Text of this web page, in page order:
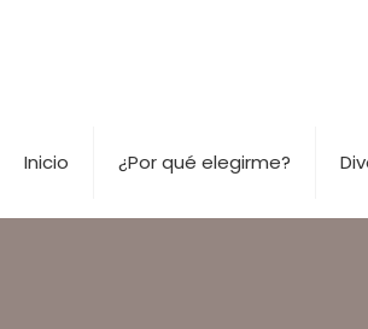
Inicio ¿Por qué elegirme?